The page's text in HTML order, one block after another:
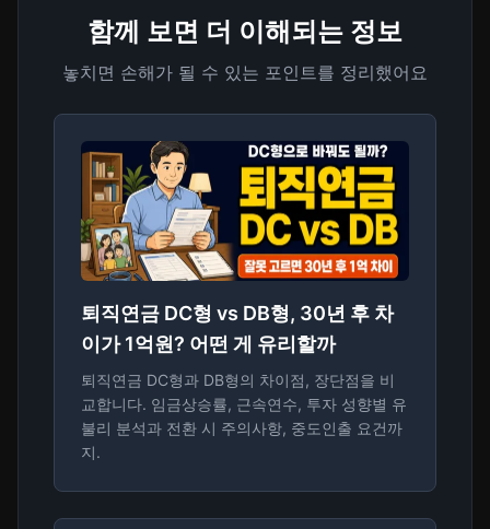
함께 보면 더 이해되는 정보
놓치면 손해가 될 수 있는 포인트를 정리했어요
퇴직연금 DC형 vs DB형, 30년 후 차
이가 1억원? 어떤 게 유리할까
퇴직연금 DC형과 DB형의 차이점, 장단점을 비
교합니다. 임금상승률, 근속연수, 투자 성향별 유
불리 분석과 전환 시 주의사항, 중도인출 요건까
지.